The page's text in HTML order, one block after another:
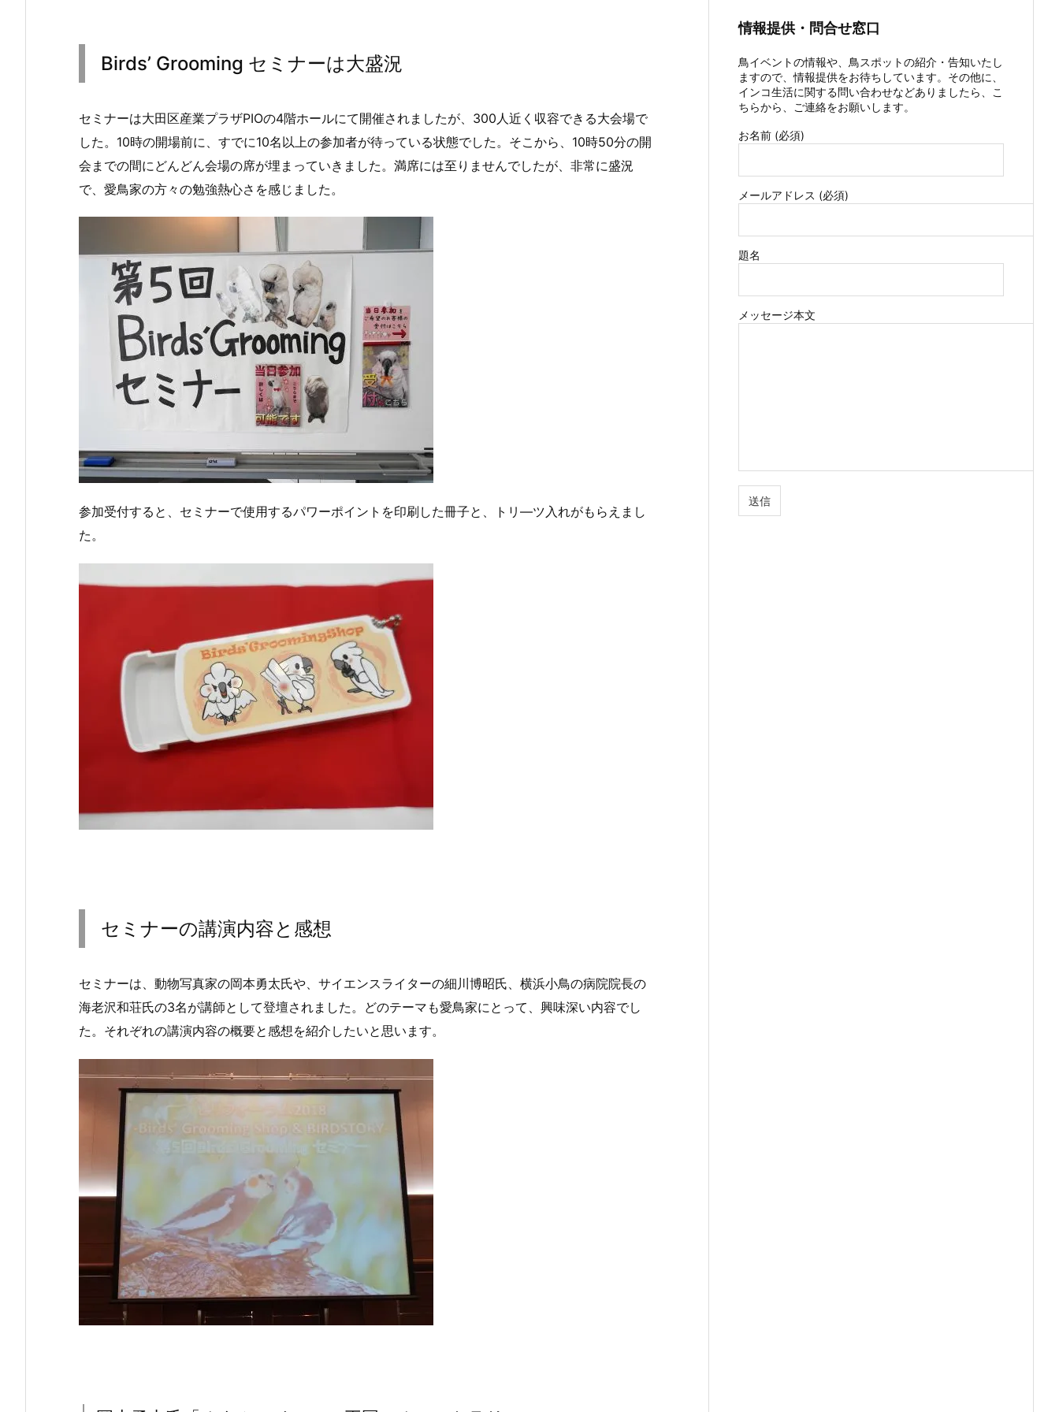
Birds’ Grooming セミナーは大盛況
セミナーは大田区産業プラザPIOの4階ホールにて開催されましたが、300人近く収容できる大会場で
した。10時の開場前に、すでに10名以上の参加者が待っている状態でした。そこから、10時50分の開
会までの間にどんどん会場の席が埋まっていきました。満席には至りませんでしたが、非常に盛況
で、愛鳥家の方々の勉強熱心さを感じました。
参加受付すると、セミナーで使用するパワーポイントを印刷した冊子と、トリ―ツ入れがもらえまし
た。
セミナーの講演内容と感想
セミナーは、動物写真家の岡本勇太氏や、サイエンスライターの細川博昭氏、横浜小鳥の病院院長の
海老沢和荘氏の3名が講師として登壇されました。どのテーマも愛鳥家にとって、興味深い内容でし
た。それぞれの講演内容の概要と感想を紹介したいと思います。
情報提供・問合せ窓口
鳥イベントの情報や、鳥スポットの紹介・告知いたし
ますので、情報提供をお待ちしています。その他に、
インコ生活に関する問い合わせなどありましたら、こ
ちらから、ご連絡をお願いします。
お名前 (必須)
メールアドレス (必須)
題名
メッセージ本文